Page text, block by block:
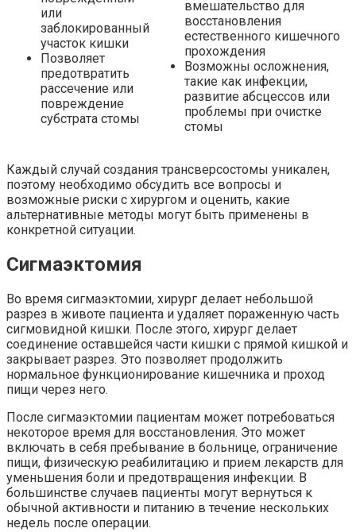
или
заблокированный
участок кишки
Позволяет
предотвратить
рассечение или
повреждение
субстрата стомы
вмешательство для
восстановления
естественного кишечного
прохождения
Возможны осложнения,
такие как инфекции,
развитие абсцессов или
проблемы при очистке
стомы
Каждый случай создания трансверсостомы уникален,
поэтому необходимо обсудить все вопросы и
возможные риски с хирургом и оценить, какие
альтернативные методы могут быть применены в
конкретной ситуации.
Сигмаэктомия
Во время сигмаэктомии, хирург делает небольшой
разрез в животе пациента и удаляет пораженную часть
сигмовидной кишки. После этого, хирург делает
соединение оставшейся части кишки с прямой кишкой и
закрывает разрез. Это позволяет продолжить
нормальное функционирование кишечника и проход
пищи через него.
После сигмаэктомии пациентам может потребоваться
некоторое время для восстановления. Это может
включать в себя пребывание в больнице, ограничение
пищи, физическую реабилитацию и прием лекарств для
уменьшения боли и предотвращения инфекции. В
большинстве случаев пациенты могут вернуться к
обычной активности и питанию в течение нескольких
недель после операции.